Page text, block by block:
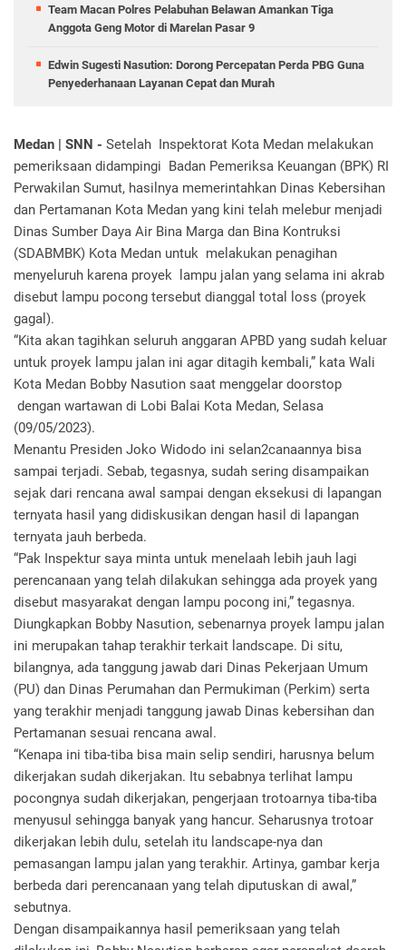
Team Macan Polres Pelabuhan Belawan Amankan Tiga
Anggota Geng Motor di Marelan Pasar 9
Edwin Sugesti Nasution: Dorong Percepatan Perda PBG Guna
Penyederhanaan Layanan Cepat dan Murah
Medan | SNN - Setelah Inspektorat Kota Medan melakukan
pemeriksaan didampingi Badan Pemeriksa Keuangan (BPK) RI
Perwakilan Sumut, hasilnya memerintahkan Dinas Kebersihan
dan Pertamanan Kota Medan yang kini telah melebur menjadi
Dinas Sumber Daya Air Bina Marga dan Bina Kontruksi
(SDABMBK) Kota Medan untuk melakukan penagihan
menyeluruh karena proyek lampu jalan yang selama ini akrab
disebut lampu pocong tersebut dianggal total loss (proyek
gagal).
“Kita akan tagihkan seluruh anggaran APBD yang sudah keluar
untuk proyek lampu jalan ini agar ditagih kembali,” kata Wali
Kota Medan Bobby Nasution saat menggelar doorstop
dengan wartawan di Lobi Balai Kota Medan, Selasa
(09/05/2023).
Menantu Presiden Joko Widodo ini selan2canaannya bisa
sampai terjadi. Sebab, tegasnya, sudah sering disampaikan
sejak dari rencana awal sampai dengan eksekusi di lapangan
ternyata hasil yang didiskusikan dengan hasil di lapangan
ternyata jauh berbeda.
“Pak Inspektur saya minta untuk menelaah lebih jauh lagi
perencanaan yang telah dilakukan sehingga ada proyek yang
disebut masyarakat dengan lampu pocong ini,” tegasnya.
Diungkapkan Bobby Nasution, sebenarnya proyek lampu jalan
ini merupakan tahap terakhir terkait landscape. Di situ,
bilangnya, ada tanggung jawab dari Dinas Pekerjaan Umum
(PU) dan Dinas Perumahan dan Permukiman (Perkim) serta
yang terakhir menjadi tanggung jawab Dinas kebersihan dan
Pertamanan sesuai rencana awal.
“Kenapa ini tiba-tiba bisa main selip sendiri, harusnya belum
dikerjakan sudah dikerjakan. Itu sebabnya terlihat lampu
pocongnya sudah dikerjakan, pengerjaan trotoarnya tiba-tiba
menyusul sehingga banyak yang hancur. Seharusnya trotoar
dikerjakan lebih dulu, setelah itu landscape-nya dan
pemasangan lampu jalan yang terakhir. Artinya, gambar kerja
berbeda dari perencanaan yang telah diputuskan di awal,”
sebutnya.
Dengan disampaikannya hasil pemeriksaan yang telah